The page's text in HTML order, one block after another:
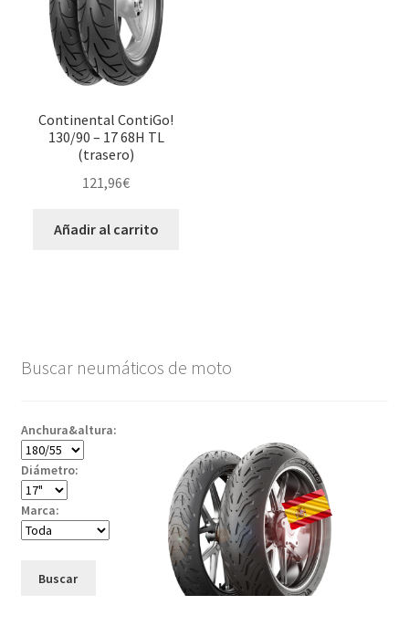
Continental ContiGo!
130/90 – 17 68H TL
(trasero)
121,96€
Añadir al carrito
Buscar neumáticos de moto
Anchura&altura:
Diámetro:
Marca:
Buscar